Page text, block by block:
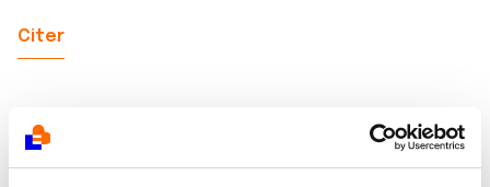
Citer